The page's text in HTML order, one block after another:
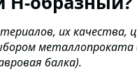
их качества,
металлопроката
балка).